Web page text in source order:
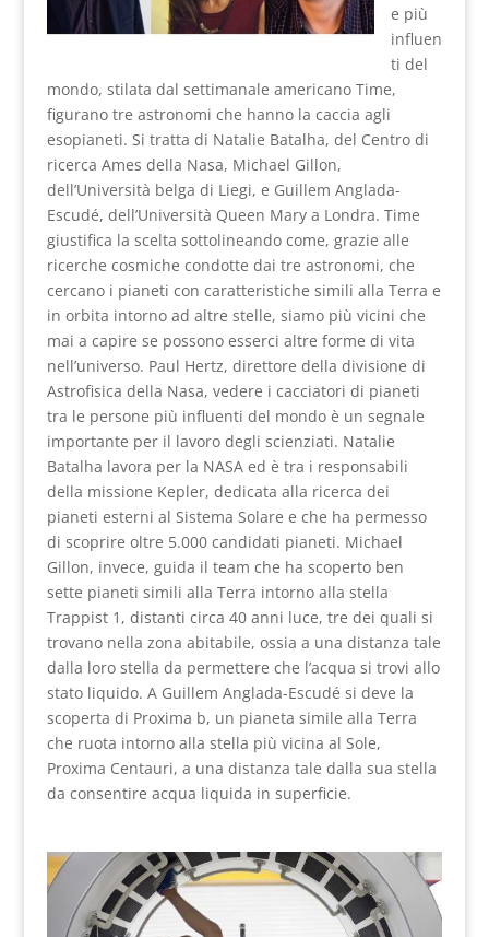
e più
influen
ti del
mondo, stilata dal settimanale americano Time,
figurano tre astronomi che hanno la caccia agli
esopianeti. Si tratta di Natalie Batalha, del Centro di
ricerca Ames della Nasa, Michael Gillon,
dell’Università belga di Liegi, e Guillem Anglada-
Escudé, dell’Università Queen Mary a Londra. Time
giustifica la scelta sottolineando come, grazie alle
ricerche cosmiche condotte dai tre astronomi, che
cercano i pianeti con caratteristiche simili alla Terra e
in orbita intorno ad altre stelle, siamo più vicini che
mai a capire se possono esserci altre forme di vita
nell’universo. Paul Hertz, direttore della divisione di
Astrofisica della Nasa, vedere i cacciatori di pianeti
tra le persone più influenti del mondo è un segnale
importante per il lavoro degli scienziati. Natalie
Batalha lavora per la NASA ed è tra i responsabili
della missione Kepler, dedicata alla ricerca dei
pianeti esterni al Sistema Solare e che ha permesso
di scoprire oltre 5.000 candidati pianeti. Michael
Gillon, invece, guida il team che ha scoperto ben
sette pianeti simili alla Terra intorno alla stella
Trappist 1, distanti circa 40 anni luce, tre dei quali si
trovano nella zona abitabile, ossia a una distanza tale
dalla loro stella da permettere che l’acqua si trovi allo
stato liquido. A Guillem Anglada-Escudé si deve la
scoperta di Proxima b, un pianeta simile alla Terra
che ruota intorno alla stella più vicina al Sole,
Proxima Centauri, a una distanza tale dalla sua stella
da consentire acqua liquida in superficie.